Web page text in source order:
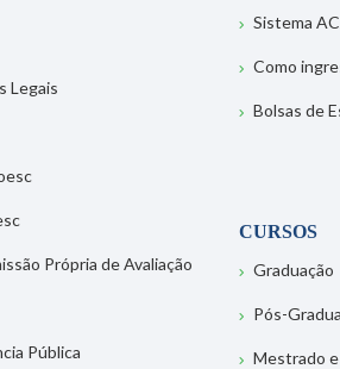
Legais
Própria de Avaliação
Pública
Sistema
Como
Bolsas de
CURSOS
Graduação
Pós-
Mestrado